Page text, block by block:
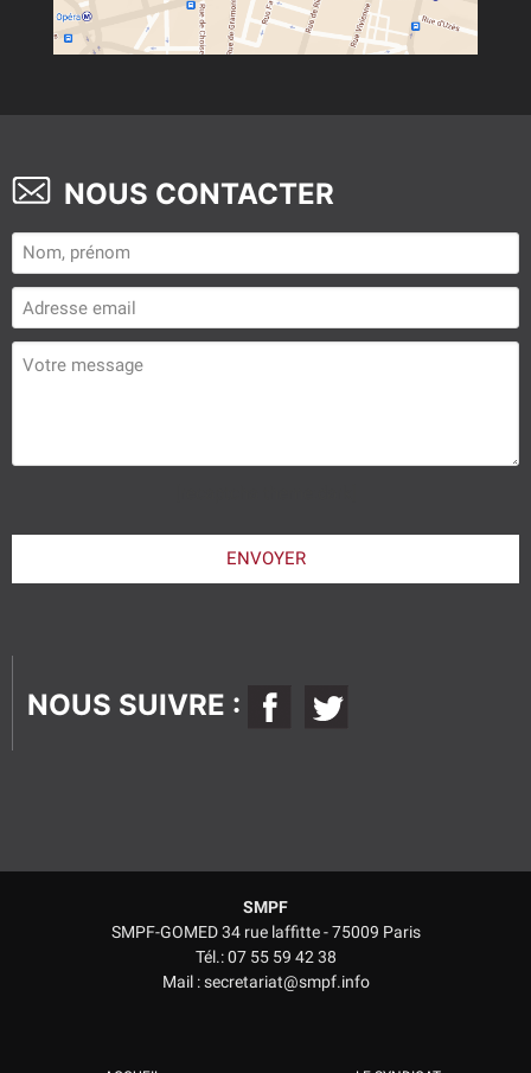
NOUS CONTACTER
ENVOYER
NOUS SUIVRE :
SMPF
SMPF-GOMED 34 rue laffitte - 75009 Paris
Tél.: 07 55 59 42 38
Mail : secretariat@smpf.info